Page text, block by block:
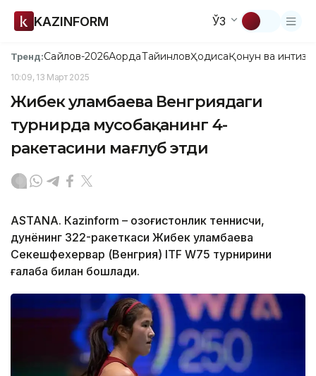
KAZINFORM ЎЗ
Тренд:Сайлов-2026АқордаТайинловҲодисаҚонун ва
10:09, 13 Март 2025
Жибек Қуламбаева Венгриядаги
турнирда мусобақанинг 4-
ракетасини мағлуб этди
ASTANА. Кazinform – Қозоғистонлик теннисчи,
дунёнинг 322-ракеткаси Жибек Қуламбаева
Секешфехервар (Венгрия) ITF W75 турнирини
ғалаба билан бошлади.